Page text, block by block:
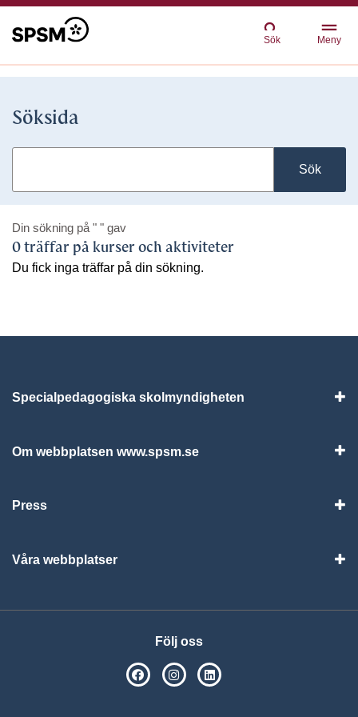
Sök Meny
Söksida
Sök
Din sökning på " " gav
0 träffar på kurser och aktiviteter
Du fick inga träffar på din sökning.
Specialpedagogiska skolmyndigheten
Om webbplatsen www.spsm.se
Press
Våra webbplatser
Följ oss
SPSM på Facebook
SPSM på Instagram